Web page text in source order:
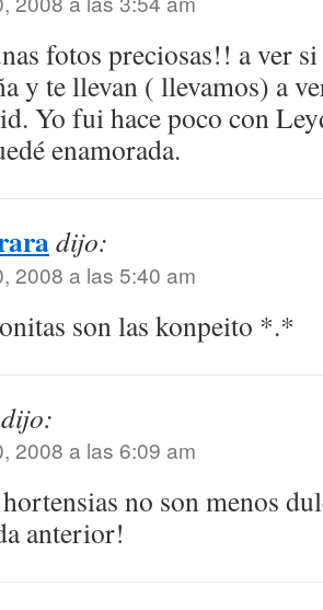
fotos preciosas!! a ver
y te llevan ( llevamos) a
Yo fui hace poco con
enamorada.
dijo:
2008 a las 5:40 am
son las konpeito *.*
dijo:
2008 a las 6:09 am
no son menos
anterior!